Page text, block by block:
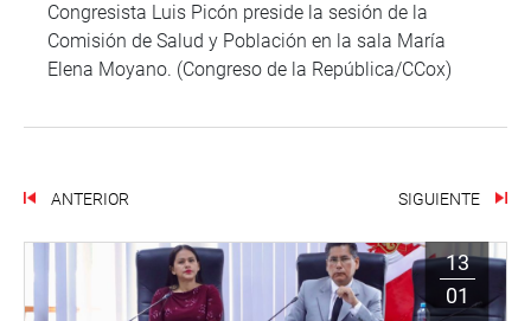
Congresista Luis Picón preside la sesión de la
Comisión de Salud y Población en la sala María
Elena Moyano. (Congreso de la República/CCox)
ANTERIOR SIGUIENTE
13
01